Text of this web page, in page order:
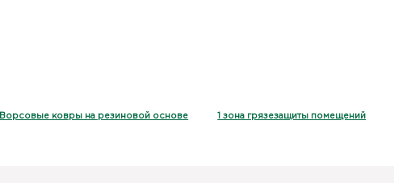
Ворсовые ковры на резиновой основе 1 зона грязезащиты помещений